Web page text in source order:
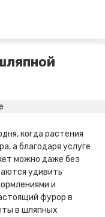
когда растения
а благодаря услуге
можно даже без
удивить
и
фурор в
в шляпных